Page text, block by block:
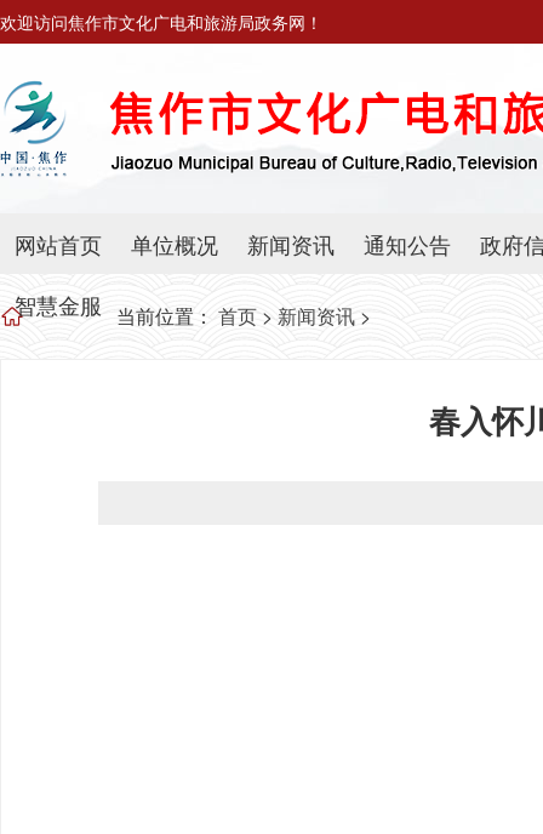
欢迎访问焦作市文化广电和旅游局政务网！
网站首页 单位概况 新闻资讯 通知公告
政府
智慧金服
当前位置： 首页 > 新闻资讯 >
春入怀